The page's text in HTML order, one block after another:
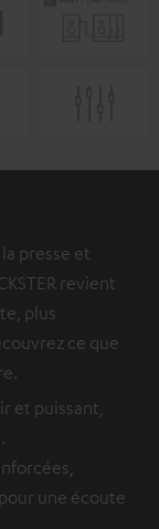
presse et
revient
plus
ce que
et puissant,
une écoute